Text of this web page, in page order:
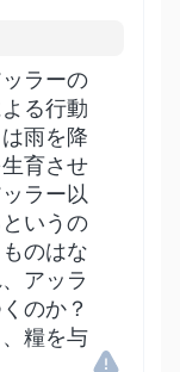
ラーの
る行動
雨を降
育させ
ラー以
いうの
のはな
アッラ
のか？
糧を与